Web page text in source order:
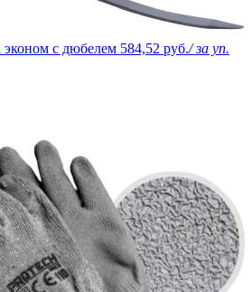
эконом с дюбелем 584,52 руб./ за уп.